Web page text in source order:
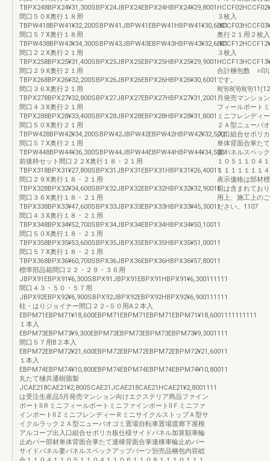
TBPX248BPX24¥31,300SBPX24JBPX24EBPX24HBPX24¥29,8001
間口５０X奥行１８用
TBPW418BPW41¥32,200SBPW41JBPW41EBPW41HBPW41¥30,6001
間口５７X奥行１８用
TBPW438BPW43¥34,300SBPW43JBPW43EBPW43HBPW43¥32,6001
間口２２X奥行２１用
TBPX258BPX25¥31,400SBPX25JBPX25EBPX25HBPX25¥29,9001
間口２９X奥行２１用
TBPX268BPX26¥32,200SBPX26JBPX26EBPX26HBPX26¥30,6001
間口３６X奥行２１用
TBPX278BPX27¥32,800SBPX27JBPX27EBPX27HBPX27¥31,2001
間口４３X奥行２１用
TBPX288BPX28¥33,400SBPX28JBPX28EBPX28HBPX28¥31,8001
間口５０X奥行２１用
TBPW428BPW42¥34,200SBPW42JBPW42EBPW42HBPW42¥32,5001
間口５７X奥行２１用
TBPW448BPW44¥36,300SBPW44JBPW44EBPW44HBPW44¥34,5001
前後枠セット間口２２X奥行１８・２１用
TBPX318BPX31¥27,800SBPX31JBPX31EBPX31HBPX31¥26,40011
間口２９X奥行１８・２１用
TBPX328BPX32¥34,600SBPX32JBPX32EBPX32HBPX32¥32,90011
間口３６X奥行１８・２１用
TBPX338BPX33¥47,600SBPX33JBPX33EBPX33HBPX33¥45,30011
間口４３X奥行１８・２１用
TBPX348BPX34¥52,700SBPX34JBPX34EBPX34HBPX34¥50,10011
間口５０X奥行１８・２１用
TBPX358BPX35¥53,600SBPX35JBPX35EBPX35HBPX35¥51,00011
間口５７X奥行１８・２１用
TBPX368BPX36¥60,700SBPX36JBPX36EBPX36HBPX36¥57,80011
標準部品箱間口２２・２９・３６用
JBPX91EBPX91¥6,300SBPX91JBPX91EBPX91HBPX91¥6,300111111
間口４３・５０・５７用
JBPX92EBPX92¥6,900SBPX92JBPX92EBPX92HBPX92¥6,900111111
柱・はりジョイナー間口２２−５０用A２本入
EBPM71EBPM71¥18,600EBPM71EBPM71EBPM71EBPM71¥18,6001111111111
１本入
EBPM73EBPM73¥9,300EBPM73EBPM73EBPM73EBPM73¥9,3001111
間口５７用B２本入
EBPM72EBPM72¥21,600EBPM72EBPM72EBPM72EBPM72¥21,60011
１本入
EBPM74EBPM74¥10,800EBPM74EBPM74EBPM74EBPM74¥10,80011
丸たて樋共通樹脂製
JCAE218CAE21¥2,800SCAE21JCAE218CAE21HCAE21¥2,8001111
は受注生産品5月発売マンション向けエクステリア商品ファイン
ポートⅡＲミニフィールポートミニファインポートⅡＦミニファ
インポートⅡＺミニフレンディーＲミニサイクルストップＡ型サ
イクルラック２Ａ型ニューパオゴミ置場自転車置場渡廊下屋根
アルコーブ出入口組合せポリカ板仕様サイドパネル加算額車輪
止めバー部材単体背面合掌たて連棟背面合掌連棟車輪止めバー
サイドパネル妻パネルスペックアップパーツ別売品梱包内容総
３枚入
奥行２１用２枚入
３枚入
合計梱包数 ○印
です。
月発売マンショ
フィールポート
ミニフレンディ
２Ａ型ニューパ
入口組合せポリ
単体背面合掌た
妻パネルスペッ
１０５１１０４
１１１１１１１
表示価格は部材
税は含まれてお
用上、施工上の
ださい。1107